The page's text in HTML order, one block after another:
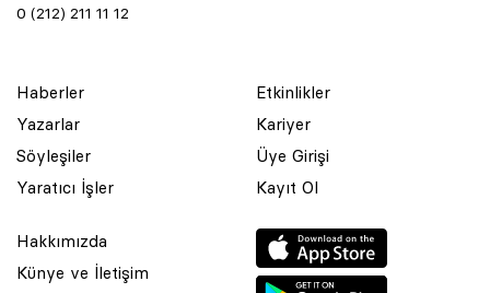
0 (212) 211 11 12
Haberler
Yazarlar
Söyleşiler
Yaratıcı İşler
Etkinlikler
Kariyer
Üye Girişi
Kayıt Ol
Hakkımızda
Künye ve İletişim